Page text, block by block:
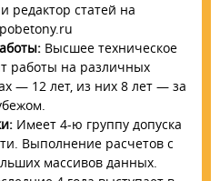
редактор статей на
Высшее техническое
работы на различных
— 12 лет, из них 8 лет — за
Имеет 4-ю группу допуска
Выполнение расчетов с
массивов данных.